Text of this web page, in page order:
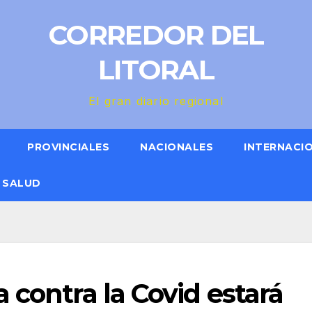
CORREDOR DEL
LITORAL
El gran diario regional
PROVINCIALES NACIONALES
SALUD
la Covid estará